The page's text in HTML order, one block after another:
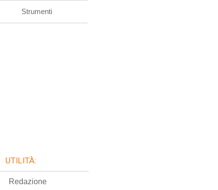
Strumenti
UTILITÀ:
Redazione